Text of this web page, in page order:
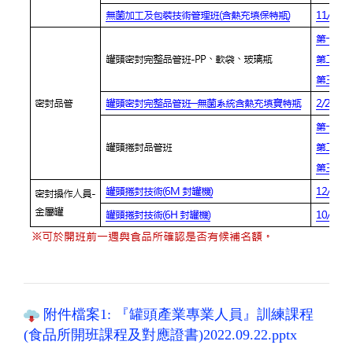
附件檔案1: 『罐頭產業專業人員』訓練課程
(食品所開班課程及對應證書)2022.09.22.pptx